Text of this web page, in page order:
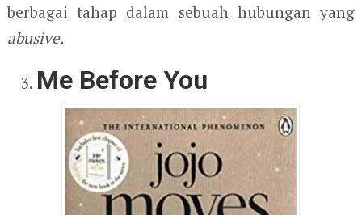
berbagai tahap dalam sebuah hubungan yang
abusive.
Me Before You